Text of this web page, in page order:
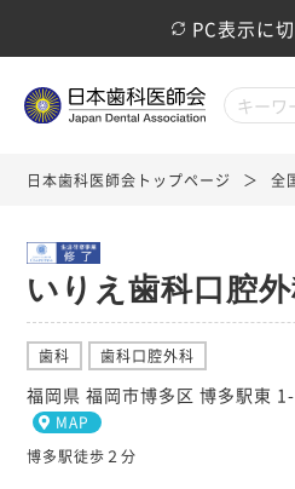
PC表示に
日本歯科医師会トップページ 全
いりえ歯科口腔
歯科 歯科口腔外科
福岡県 福岡市博多区 博多駅東
MAP
博多駅徒歩２分